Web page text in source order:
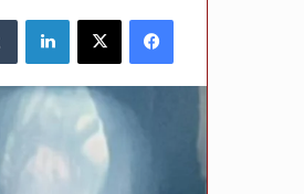
فيسبوك ‫X لينكدإن